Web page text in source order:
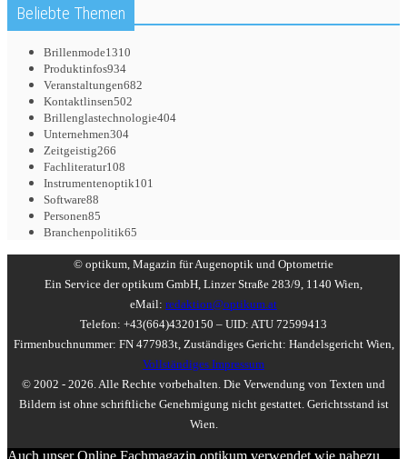
Beliebte Themen
Brillenmode1310
Produktinfos934
Veranstaltungen682
Kontaktlinsen502
Brillenglastechnologie404
Unternehmen304
Zeitgeistig266
Fachliteratur108
Instrumentenoptik101
Software88
Personen85
Branchenpolitik65
© optikum, Magazin für Augenoptik und Optometrie
Ein Service der optikum GmbH, Linzer Straße 283/9, 1140 Wien,
eMail: redaktion@optikum.at
Telefon: +43(664)4320150 – UID: ATU 72599413
Firmenbuchnummer: FN 477983t, Zuständiges Gericht: Handelsgericht Wien,
Vollständiges Impressum
© 2002 - 2026. Alle Rechte vorbehalten. Die Verwendung von Texten und
Bildern ist ohne schriftliche Genehmigung nicht gestattet. Gerichtsstand ist
Wien.
Auch unser Online Fachmagazin optikum verwendet wie nahezu